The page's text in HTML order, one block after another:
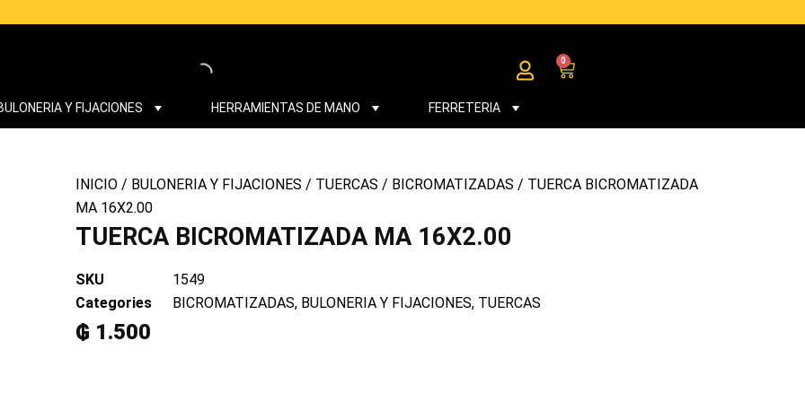
0 Cart
Y FIJACIONES HERRAMIENTAS DE MANO FERRETERIA
INICIO/ BULONERIA Y FIJACIONES / TUERCAS / BICROMATIZADAS / TUERCA BICROMATIZADA
MA 16X2.00
TUERCA BICROMATIZADA MA 16X2.00
SKU
1549
Categories
BICROMATIZADAS, BULONERIA Y FIJACIONES, TUERCAS
₲ 1.500